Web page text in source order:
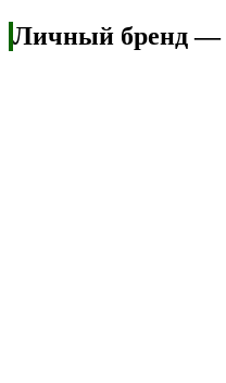
Личный бренд —